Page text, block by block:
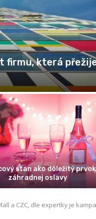
klubovém tanci
pozornosti: Proč se
stalo nejvzácnější
komoditou 21. století
a CZC, dle expertky je